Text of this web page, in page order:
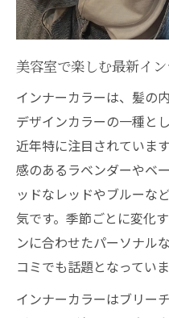
インナーカラー
美容室のカウン
味
トレンドを意識
ポイント
美容室だからこ
提案力
ブリーチ有無やダ
美容室で選ぶブ
意点
髪へのダメージ
美容室で相談で
美容室で楽しむ最新イ
インナーカラーは、髪の
デザインカラーの一種と
近年特に注目されていま
感のあるラベンダーやベ
ッドなレッドやブルーな
気です。季節ごとに変化
ンに合わせたパーソナル
コミでも話題となっていま
インナーカラーはブリー